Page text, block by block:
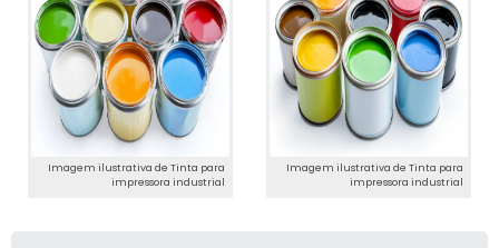
Imagem ilustrativa de Tinta para
impressora industrial
Imagem ilustrativa de Tinta para
impressora industrial